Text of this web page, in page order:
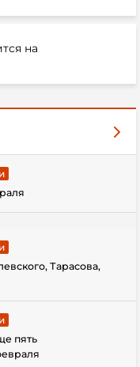
на
Тарасова,
пять